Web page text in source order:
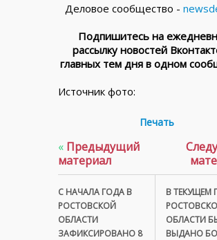
Деловое сообщество -
Подпишитесь на
рассылку новостей
главных тем дня в одном
Источник фото:
Печать
« Предыдущий
материал
С НАЧАЛА ГОДА В
РОСТОВСКОЙ
ОБЛАСТИ
ЗАФИКСИРОВАНО 8
В ТЕКУЩЕМ
ОБЛАСТИ
ВЫДАНО